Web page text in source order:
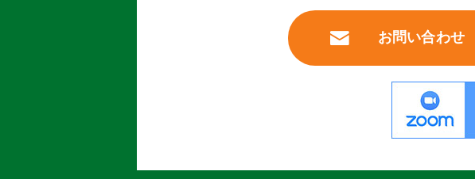
お問い合わせ